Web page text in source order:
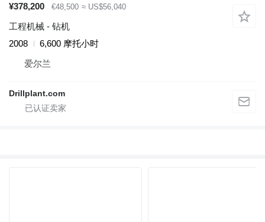
¥378,200
€48,500 ≈ US$56,040
工程机械 - 钻机
2008
6,600 摩托小时
爱尔兰
Drillplant.com